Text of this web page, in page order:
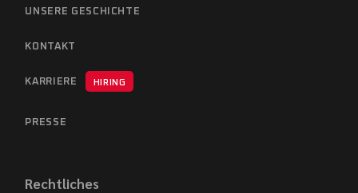
UNSERE GESCHICHTE
KONTAKT
KARRIERE HIRING
PRESSE
Rechtliches